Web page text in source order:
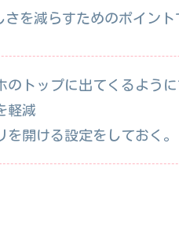
を減らすためのポイント
トップに出てくるように
軽減
開ける設定をしておく。